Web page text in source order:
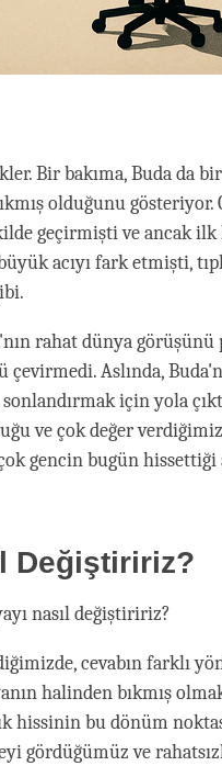
Bir bakıma, Buda da
olduğunu gösteriyor.
geçirmişti ve ancak ilk
acıyı fark etmişti,
rahat dünya
çevirmedi. Aslında,
sonlandırmak için yola
ve çok değer
gencin bugün
Değiştiririz?
nasıl değiştiririz?
cevabın farklı
halinden bıkmış
hissinin bu dönüm
gördüğümüz ve